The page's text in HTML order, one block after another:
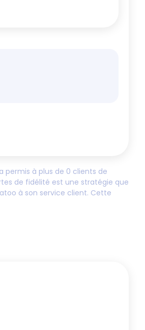
permis à plus de 0 clients de
de fidélité est une stratégie que
à son service client. Cette